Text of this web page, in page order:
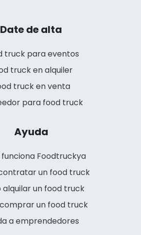
Date de alta
truck para eventos
truck en alquiler
truck en venta
para food truck
Ayuda
Foodtruckya
un food truck
alquilar un food truck
un food truck
a emprendedores